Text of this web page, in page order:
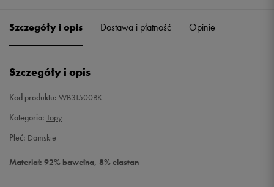
S Powiadom o dostępności
Szczegóły i opis Dostawa i płatność Opinie
Szczegóły i opis
Kod produktu: WB31500BK
Kategoria: Topy
Płeć: Damskie
Materiał: 92% bawełna, 8% elastan